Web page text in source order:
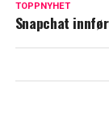
TOPPNYHET
Snapchat